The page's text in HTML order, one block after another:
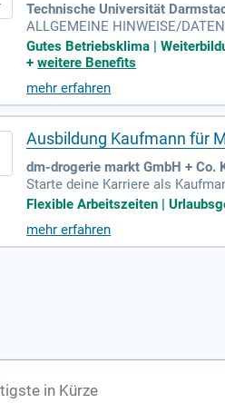
Technische Universität
ALLGEMEINE HINWEISE/
nd fordert deshalb besonders
Gutes Betriebsklima |
+weitere Benefits
mehr erfahren
Ausbildung Kaufmann für
dm-drogerie markt GmbH + Co.
Starte deine Karriere als
n Ausbildungsberuf lernst du,
n- und Marktanalysen durch,
näle abgestimmt sind, gehört
keiten informiert ist. Werde Teil
Flexible Arbeitszeiten |
mehr erfahren
in Kürze